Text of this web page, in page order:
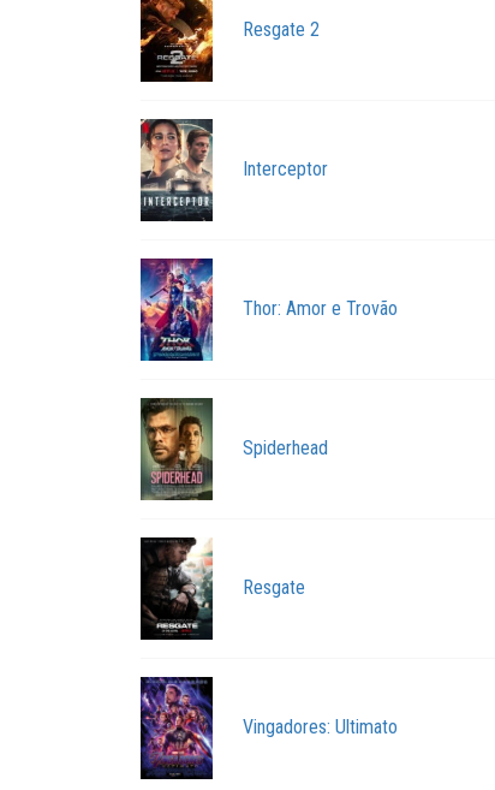
Resgate 2
Interceptor
Thor: Amor e Trovão
Spiderhead
Resgate
Vingadores: Ultimato